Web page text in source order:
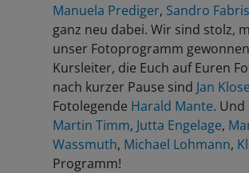
Manuela Prediger, Sandro Fabris
ganz neu dabei. Wir sind stolz,
unser Fotoprogramm
Kursleiter, die Euch auf Euren
nach kurzer Pause sind Jan
Fotolegende Harald Mante.
Martin Timm, Jutta Engelage,
Wassmuth, Michael Lohmann,
Programm!